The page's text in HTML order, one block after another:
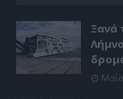
Ξανά